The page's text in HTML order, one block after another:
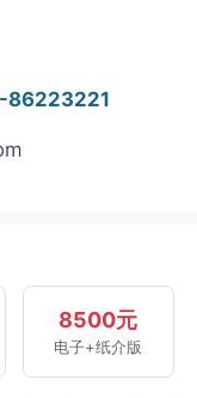
86223221
8500元
电子+纸介版